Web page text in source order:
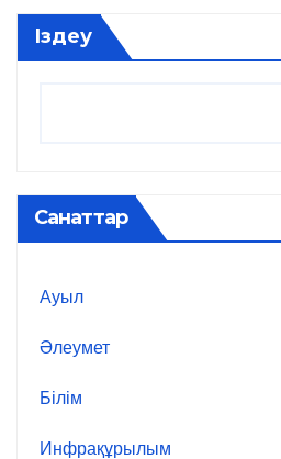
Іздеу
Санаттар
Ауыл
Әлеумет
Білім
Инфрақұрылым